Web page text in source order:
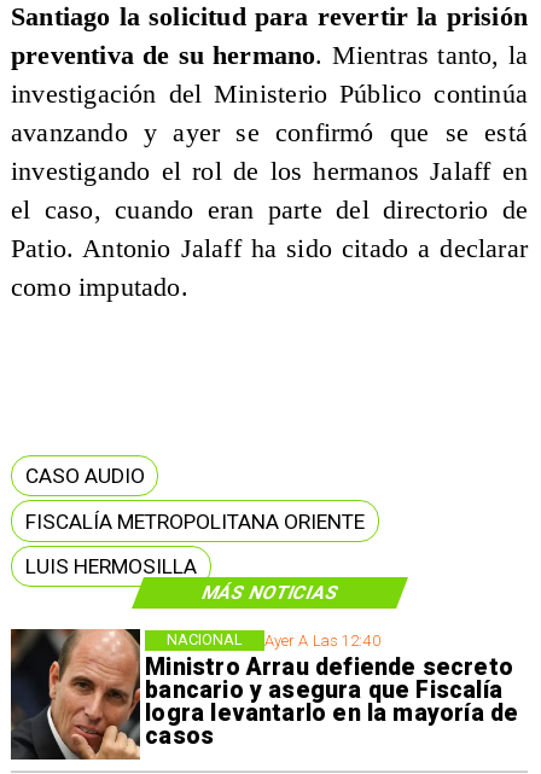
MÁS NOTICIAS
Ayer A Las 12:40
Ministro Arrau defiende secreto
bancario y asegura que Fiscalía
logra levantarlo en la mayoría de
casos
NACIONAL
Santiago la solicitud para revertir la prisión
preventiva de su hermano. Mientras tanto, la
investigación del Ministerio Público continúa
avanzando y ayer se confirmó que se está
investigando el rol de los hermanos Jalaff en
el caso, cuando eran parte del directorio de
Patio. Antonio Jalaff ha sido citado a declarar
como imputado.
CASO AUDIO
FISCALÍA METROPOLITANA ORIENTE
LUIS HERMOSILLA